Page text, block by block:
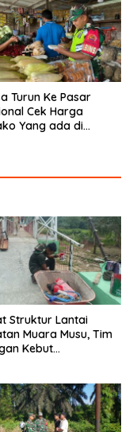
Turun Ke Pasar
Cek Harga
Yang ada di
Struktur Lantai
Muara Musu, Tim
Kebut